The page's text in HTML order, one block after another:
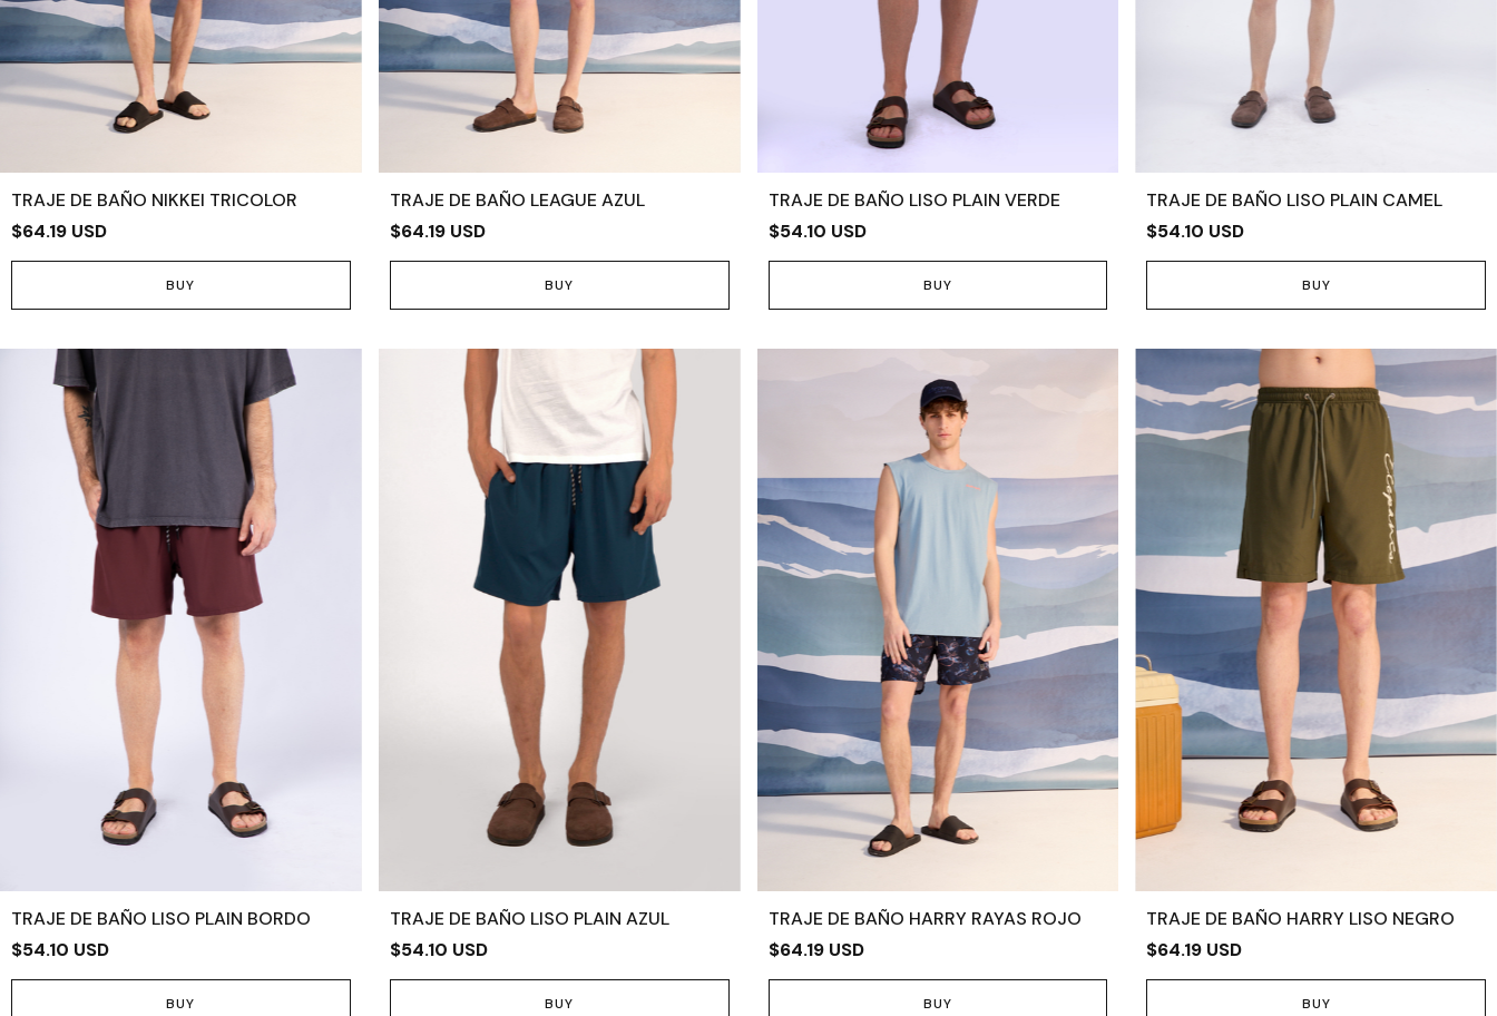
TRAJE DE BAÑO NIKKEI TRICOLOR
$64.19 USD
BUY
TRAJE DE BAÑO LEAGUE AZUL
$64.19 USD
BUY
TRAJE DE BAÑO LISO PLAIN VERDE
$54.10 USD
BUY
TRAJE DE BAÑO LISO PLAIN CAMEL
$54.10 USD
BUY
TRAJE DE BAÑO LISO PLAIN BORDO
$54.10 USD
BUY
TRAJE DE BAÑO LISO PLAIN AZUL
$54.10 USD
BUY
TRAJE DE BAÑO HARRY RAYAS ROJO
$64.19 USD
BUY
TRAJE DE BAÑO HARRY LISO NEGRO
$64.19 USD
BUY